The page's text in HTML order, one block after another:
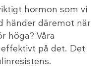
hormon som vi
händer däremot när
höga? Våra
på det. Det